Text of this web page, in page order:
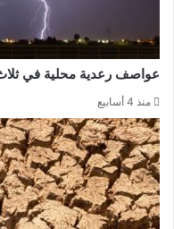
عواصف رعدية محلية في
منذ 4 أسابيع